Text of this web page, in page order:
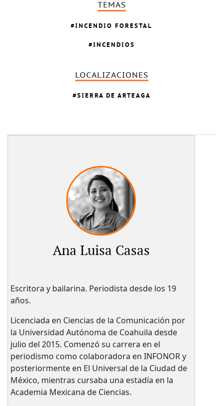
TEMAS
INCENDIO FORESTAL
INCENDIOS
LOCALIZACIONES
SIERRA DE ARTEAGA
Ana Luisa Casas
Escritora y bailarina. Periodista desde los 19
años.
Licenciada en Ciencias de la Comunicación por
la Universidad Autónoma de Coahuila desde
julio del 2015. Comenzó su carrera en el
periodismo como colaboradora en INFONOR y
posteriormente en El Universal de la Ciudad de
México, mientras cursaba una estadía en la
Academia Mexicana de Ciencias.